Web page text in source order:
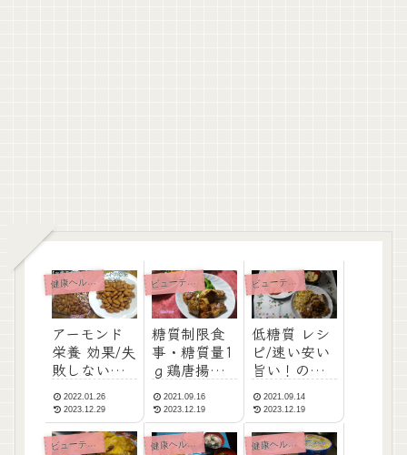
健
康ヘルスケア
アーモンド
栄養 効果/失
敗しない買
い方・ダイ
エットも栄
養補給も
2022.01.26
2023.12.29
ビューティ・ダイエット
糖質制限食
事・糖質量1
ｇ鶏唐揚げ
の定番味付
けで焼くだ
け/低糖質レ
シピ
2021.09.16
2023.12.19
ビ ューティ・ダイエット
低糖質 レシ
ピ/速い安い
旨い！の低
糖質の食事
例・糖質8ｇ
忙しい夕食
でも大丈夫
2021.09.14
2023.12.19
ビューティ・ダイエット 健
康ヘルスケア 健
康ヘルスケア